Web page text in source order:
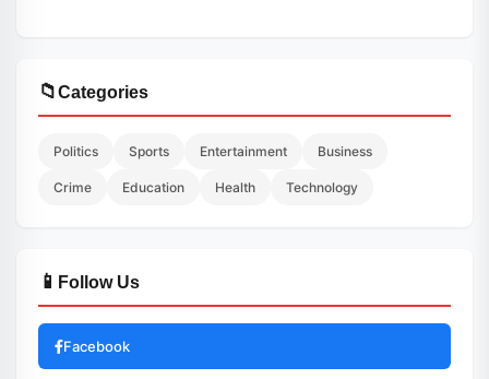
📁Categories
Politics Sports Entertainment Business
Crime Education Health Technology
📱 Follow Us
Facebook